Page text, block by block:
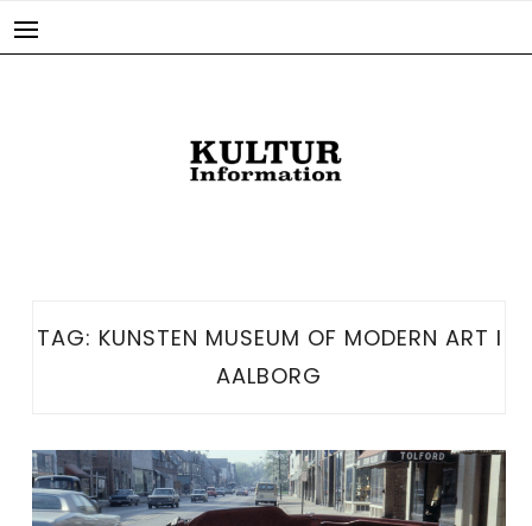
TAG: KUNSTEN MUSEUM OF MODERN ART I
AALBORG